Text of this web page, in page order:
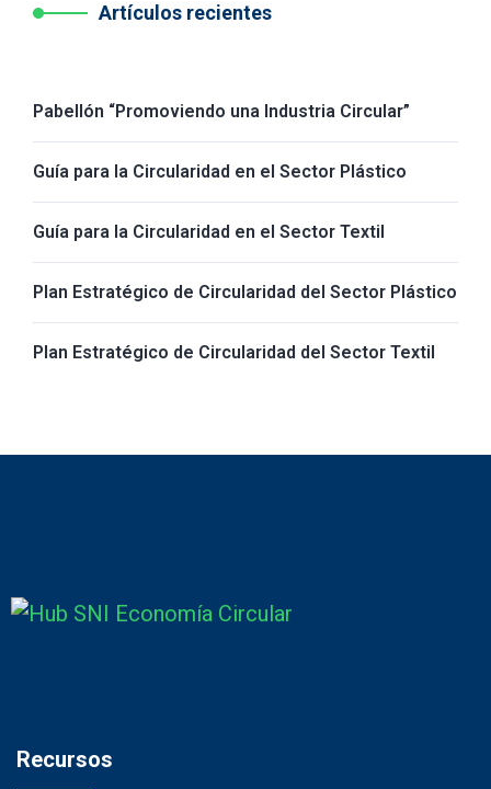
Artículos recientes
Pabellón “Promoviendo una Industria Circular”
Guía para la Circularidad en el Sector Plástico
Guía para la Circularidad en el Sector Textil
Plan Estratégico de Circularidad del Sector Plástico
Plan Estratégico de Circularidad del Sector Textil
Recursos